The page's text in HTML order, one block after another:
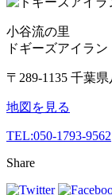
小谷流の里
ドギーズアイラン
〒289-1135 千葉
地図を見る
TEL:050-1793-9562
Share